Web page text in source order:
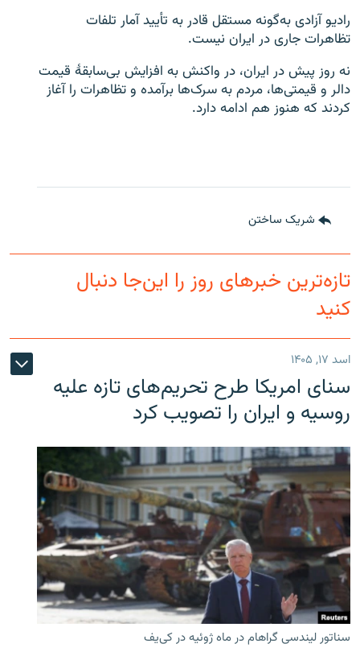
رادیو آزادی به‌گونه مستقل قادر به تأیید آمار تلفات
تظاهرات جاری در ایران نیست.
نه روز پیش در ایران، در واکنش به افزایش بی‌سابقۀ قیمت
دالر و قیمتی‌ها، مردم به سرک‌ها برآمده و تظاهرات را آغاز
کردند که هنوز هم ادامه دارد.
شریک ساختن
تازه‌ترین خبرهای روز را این‌جا دنبال
کنید
اسد ۱۷, ۱۴۰۵
سنای امریکا طرح تحریم‌های تازه علیه
روسیه و ایران را تصویب کرد
سناتور لیندسی گراهام در ماه ژوئیه در کی‌یف